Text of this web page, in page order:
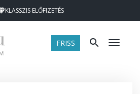
KLASSZIS ELŐFIZETÉS
FRISS Menü